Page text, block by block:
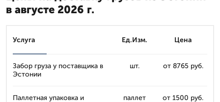
в августе 2026 г.
Услуга Ед.Изм. Цена
Забор груза у поставщика в
Эстонии
шт. от 8765 руб.
Паллетная упаковка и
паллет от 1500 руб.